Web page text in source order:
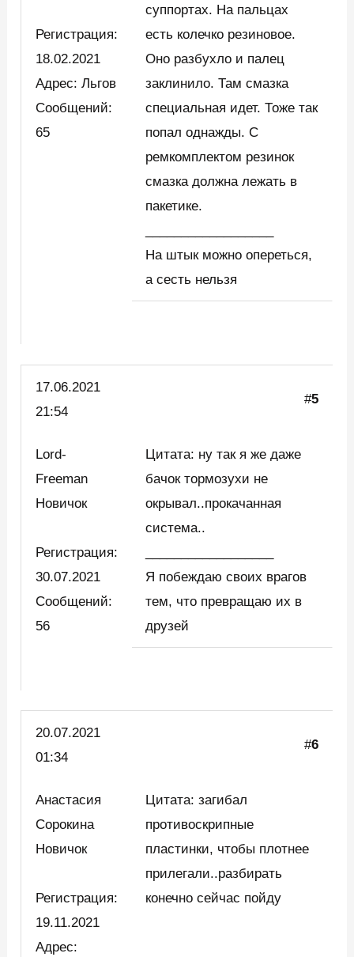
Регистрация:
18.02.2021
Адрес: Льгов
Сообщений:
65
суппортах. На пальцах
есть колечко резиновое.
Оно разбухло и палец
заклинило. Там смазка
специальная идет. Тоже так
попал однажды. С
ремкомплектом резинок
смазка должна лежать в
пакетике.
На штык можно опереться,
а сесть нельзя
17.06.2021
21:54
#5
Lord-
Freeman
Новичок
Регистрация:
30.07.2021
Сообщений:
56
Цитата: ну так я же даже
бачок тормозухи не
окрывал..прокачанная
система..
Я побеждаю своих врагов
тем, что превращаю их в
друзей
20.07.2021
01:34
#6
Анастасия
Сорокина
Новичок
Регистрация:
19.11.2021
Адрес:
Цитата: загибал
противоскрипные
пластинки, чтобы плотнее
прилегали..разбирать
конечно сейчас пойду